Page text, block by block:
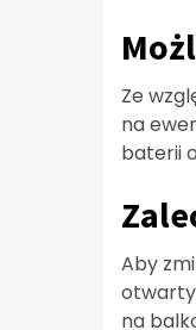
Ze
na
baterii
Aby
na